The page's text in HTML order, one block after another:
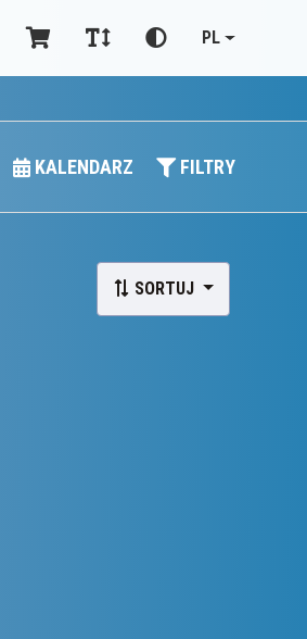
PL
KALENDARZ FILTRY
SORTUJ